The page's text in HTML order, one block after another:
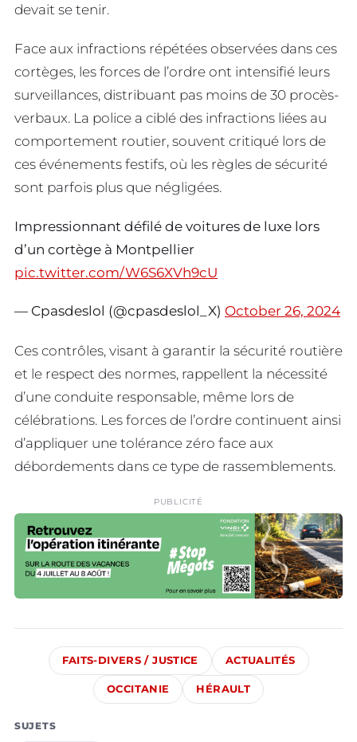
devait se tenir.
Face aux infractions répétées observées dans ces
cortèges, les forces de l’ordre ont intensifié leurs
surveillances, distribuant pas moins de 30 procès-
verbaux. La police a ciblé des infractions liées au
comportement routier, souvent critiqué lors de
ces événements festifs, où les règles de sécurité
sont parfois plus que négligées.
Impressionnant défilé de voitures de luxe lors
d’un cortège à Montpellier
pic.twitter.com/W6S6XVh9cU
— Cpasdeslol (@cpasdeslol_X) October 26, 2024
Ces contrôles, visant à garantir la sécurité routière
et le respect des normes, rappellent la nécessité
d’une conduite responsable, même lors de
célébrations. Les forces de l’ordre continuent ainsi
d’appliquer une tolérance zéro face aux
débordements dans ce type de rassemblements.
PUBLICITÉ
FAITS-DIVERS / JUSTICE ACTUALITÉS
OCCITANIE HÉRAULT
SUJETS